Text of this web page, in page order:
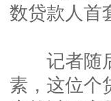
数贷款人首
记者随后
素，这位个